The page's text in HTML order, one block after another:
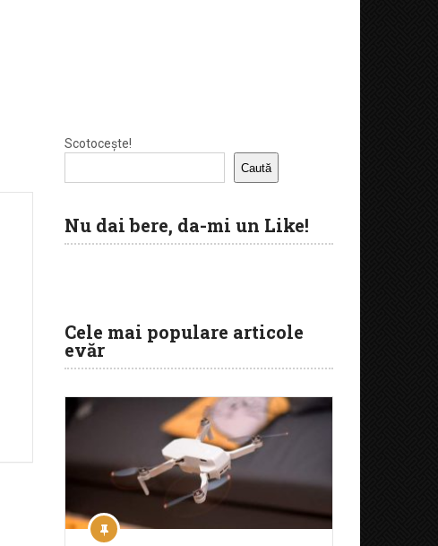
Scotocește!
Caută
Nu dai bere, da-mi un Like!
Cele mai populare articole
evăr